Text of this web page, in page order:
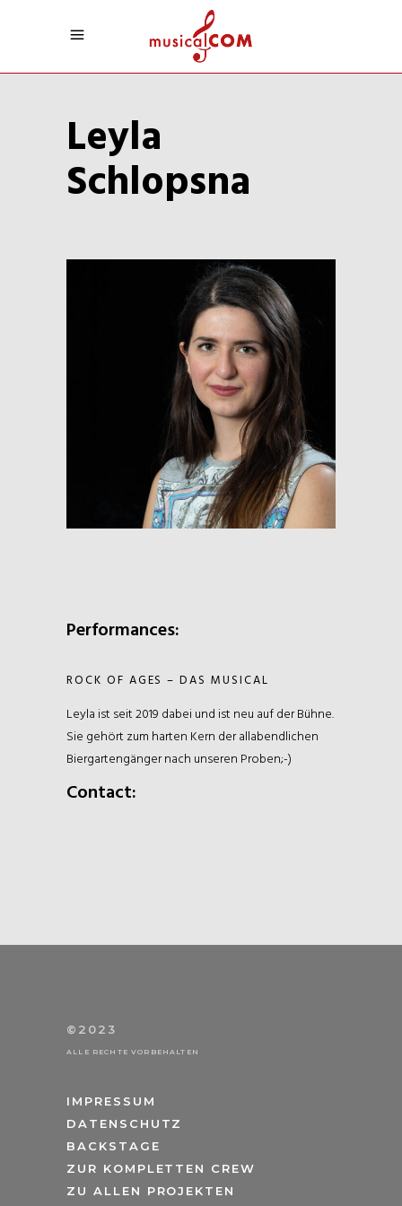
Leyla
Schlopsna
Performances:
ROCK OF AGES – DAS MUSICAL
Leyla ist seit 2019 dabei und ist neu auf der Bühne.
Sie gehört zum harten Kern der allabendlichen
Biergartengänger nach unseren Proben;-)
Contact:
©2023
ALLE RECHTE VORBEHALTEN
IMPRESSUM
DATENSCHUTZ
BACKSTAGE
ZUR KOMPLETTEN CREW
ZU ALLEN PROJEKTEN